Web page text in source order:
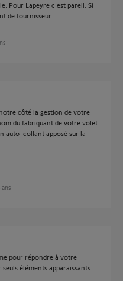
Pour Lapeyre c'est pareil. Si
de fournisseur.
côté la gestion de votre
du fabriquant de votre volet
auto-collant apposé sur la
ans
pour répondre à votre
éléments apparaissants.